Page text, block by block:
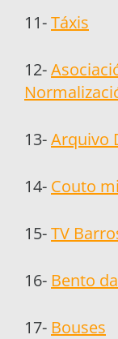
11-Táxis
12-
13-Arquivo
14- Couto
15-TV
16- Bento
17- Bouses